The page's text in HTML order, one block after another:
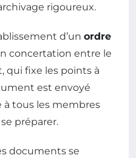
rigoureux.
d’un ordre
concertation entre le
qui fixe les points à
est envoyé
tous les membres
préparer.
documents se